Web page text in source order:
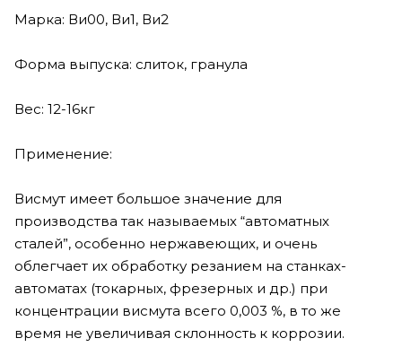
Марка: Ви00, Ви1, Ви2
Форма выпуска: слиток, гранула
Вес: 12-16кг
Применение:
Висмут имеет большое значение для
производства так называемых “автоматных
сталей”, особенно нержавеющих, и очень
облегчает их обработку резанием на станках-
автоматах (токарных, фрезерных и др.) при
концентрации висмута всего 0,003 %, в то же
время не увеличивая склонность к коррозии.